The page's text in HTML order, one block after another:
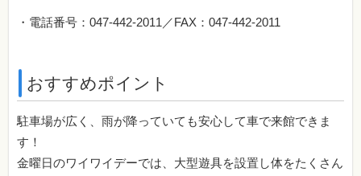
・電話番号：047-442-2011／FAX：047-442-2011
おすすめポイント
駐車場が広く、雨が降っていても安心して車で来館できま
す！
金曜日のワイワイデーでは、大型遊具を設置し体をたくさん